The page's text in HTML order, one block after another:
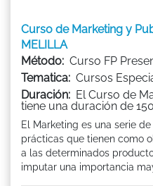
Curso de Marketing y
MELILLA
Método: Curso FP
Tematica: Cursos
Duración: El Curso de
tiene una duración de
El Marketing es una serie
prácticas que tienen como
a las determinados
imputar una importancia